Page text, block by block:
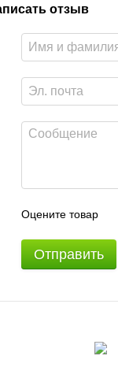
отзыв
Оцените товар
Отправить